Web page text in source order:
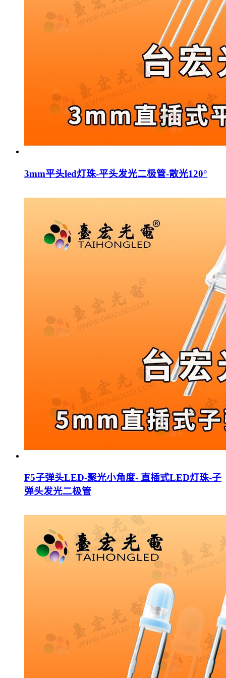
3mm平头led灯珠-平头发光二极管-散光120°
F5子弹头LED-聚光小角度- 直插式LED灯珠-子
弹头发光二极管